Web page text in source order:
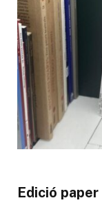
Edició paper